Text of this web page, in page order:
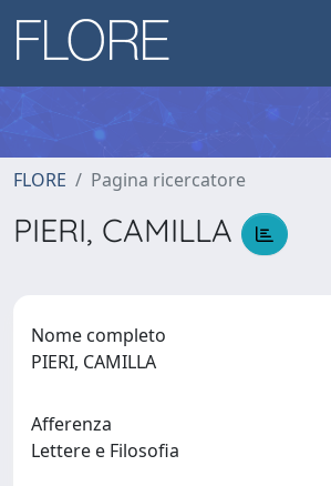
FLORE Pagina ricercatore
PIERI, CAMILLA
Nome completo
PIERI, CAMILLA
Afferenza
Lettere e Filosofia